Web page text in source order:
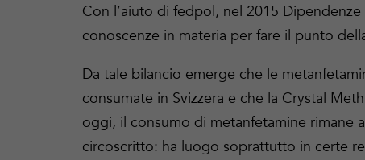
Con l’aiuto di fedpol, nel 2015
conoscenze in materia per fare il punto
Da tale bilancio emerge che le
consumate in Svizzera e che la Crystal
oggi, il consumo di metanfetamine rimane
circoscritto: ha luogo soprattutto in certe